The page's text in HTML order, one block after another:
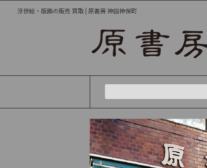
浮世絵・版画の販売 買取 | 原書房 神田神保町